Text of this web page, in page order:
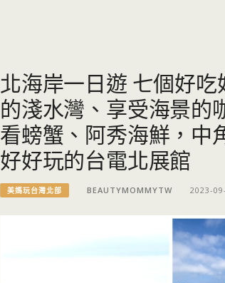
北海岸一日遊 七個好
的淺水灣、享受海景的
看螃蟹、阿秀海鮮，中
好好玩的台電北展館
美媽玩台灣北部 BEAUTYMOMMYTW 2023-